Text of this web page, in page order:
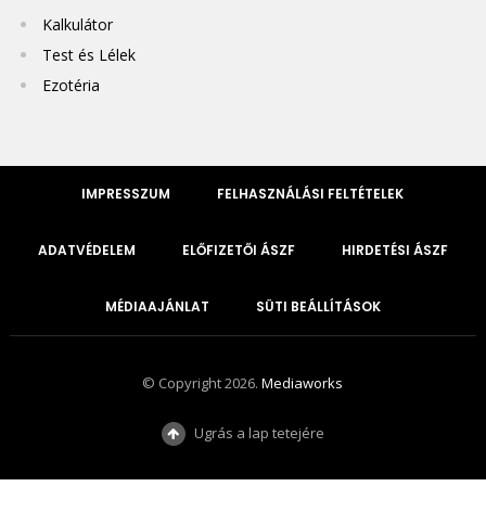
Kalkulátor
Test és Lélek
Ezotéria
IMPRESSZUM FELHASZNÁLÁSI FELTÉTELEK
ADATVÉDELEM ELŐFIZETŐI ÁSZF HIRDETÉSI ÁSZF
MÉDIAAJÁNLAT SÜTI BEÁLLÍTÁSOK
© Copyright 2026.Mediaworks
Ugrás a lap tetejére